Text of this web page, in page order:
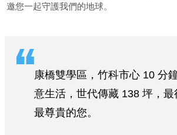
邀您一起守護我們的地球。
康橋雙學區，竹科市心 10 分
意生活，世代傳藏 138 坪，
最尊貴的您。